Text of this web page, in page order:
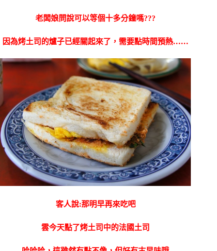
老闆娘問說可以等個十多分鐘嗎???
因為烤土司的爐子已經關起來了，需要點時間預熱……
客人說:那明早再來吃吧
雲今天點了烤土司中的法國土司